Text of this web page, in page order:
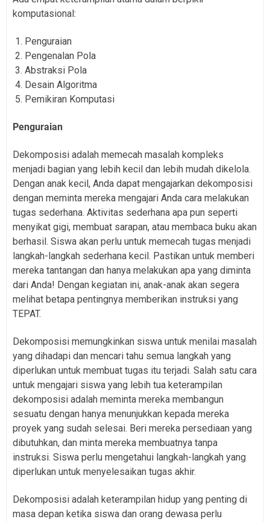
komputasional:
Penguraian
Pengenalan Pola
Abstraksi Pola
Desain Algoritma
Pemikiran Komputasi
Penguraian
Dekomposisi adalah memecah masalah kompleks
menjadi bagian yang lebih kecil dan lebih mudah dikelola.
Dengan anak kecil, Anda dapat mengajarkan dekomposisi
dengan meminta mereka mengajari Anda cara melakukan
tugas sederhana. Aktivitas sederhana apa pun seperti
menyikat gigi, membuat sarapan, atau membaca buku akan
berhasil. Siswa akan perlu untuk memecah tugas menjadi
langkah-langkah sederhana kecil. Pastikan untuk memberi
mereka tantangan dan hanya melakukan apa yang diminta
dari Anda! Dengan kegiatan ini, anak-anak akan segera
melihat betapa pentingnya memberikan instruksi yang
TEPAT.
Dekomposisi memungkinkan siswa untuk menilai masalah
yang dihadapi dan mencari tahu semua langkah yang
diperlukan untuk membuat tugas itu terjadi. Salah satu cara
untuk mengajari siswa yang lebih tua keterampilan
dekomposisi adalah meminta mereka membangun
sesuatu dengan hanya menunjukkan kepada mereka
proyek yang sudah selesai. Beri mereka persediaan yang
dibutuhkan, dan minta mereka membuatnya tanpa
instruksi. Siswa perlu mengetahui langkah-langkah yang
diperlukan untuk menyelesaikan tugas akhir.
Dekomposisi adalah keterampilan hidup yang penting di
masa depan ketika siswa dan orang dewasa perlu